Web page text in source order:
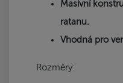
Masivní
ratanu.
Vhodná pro
Rozměry: